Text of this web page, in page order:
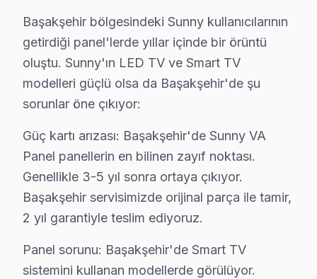
3.Güç Kartı Problemleri: Cihazın elektrikle ilgili
4. Backlight Problemleri: Ekranda kararma veya
Yazılım Sorunları
: Genellikle cihazın sürekli olarak
Başakşehir'deki Sunny ekran kullanıcıları arasında
Sunny Arıza Profili: Yaş Grubu Analizi
Altınşehir'de Sunny TV Servisi
Altınşehir, yeni konut projeleriyle dikkat çeken bir
Bahçeşehir 1. Kısım, modern konutları ve geniş yeşil
Başakşehir bölgesindeki Sunny kullanıcılarının
getirdiği panel'lerde yıllar içinde bir örüntü
oluştu. Sunny'ın LED TV ve Smart TV
modelleri güçlü olsa da Başakşehir'de şu
sorunlar öne çıkıyor:
Güç kartı arızası: Başakşehir'de Sunny VA
Panel panellerin en bilinen zayıf noktası.
Genellikle 3-5 yıl sonra ortaya çıkıyor.
Başakşehir servisimizde orijinal parça ile tamir,
2 yıl garantiyle teslim ediyoruz.
Panel sorunu: Başakşehir'de Smart TV
sistemini kullanan modellerde görülüyor.